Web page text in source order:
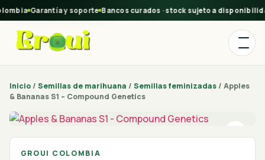
Garantía y soporte Bancos curados · stock sujeto a
Inicio / Semillas de marihuana / Semillas feminizadas / Apples
& Bananas S1 – Compound Genetics
GROUI COLOMBIA